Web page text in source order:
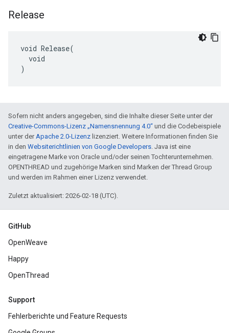
Release
void Release(
  void
)
Sofern nicht anders angegeben, sind die Inhalte dieser Seite unter der
Creative-Commons-Lizenz „Namensnennung 4.0“ und die Codebeispiele
unter derApache 2.0-Lizenz lizenziert. Weitere Informationen finden Sie
in den Websiterichtlinien von Google Developers. Java ist eine
eingetragene Marke von Oracle und/oder seinen Tochterunternehmen.
OPENTHREAD und zugehörige Marken sind Marken der Thread Group
und werden im Rahmen einer Lizenz verwendet.
Zuletzt aktualisiert: 2026-02-18 (UTC).
GitHub
OpenWeave
Happy
OpenThread
Support
Fehlerberichte und Feature Requests